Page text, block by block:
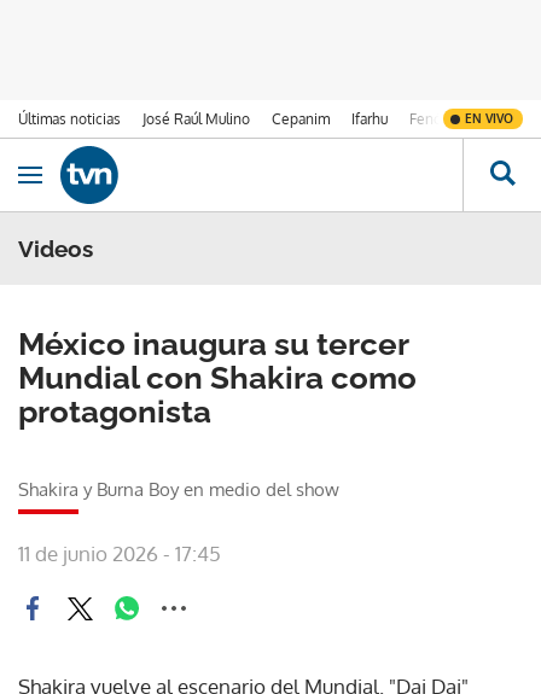
Últimas noticias José Raúl Mulino Cepanim Ifarhu Fenómeno de El
EN VIVO
Ir al contenido
Obrir navegació
Videos
México inaugura su tercer
Mundial con Shakira como
protagonista
Shakira y Burna Boy en medio del show
11 de junio 2026 - 17:45
Shakira vuelve al escenario del Mundial. "Dai Dai"